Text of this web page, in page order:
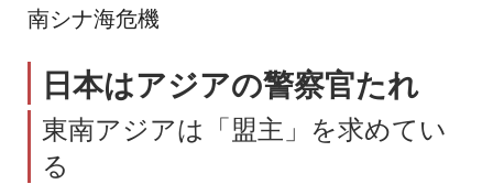
南シナ海危機
日本はアジアの警察官たれ
東南アジアは「盟主」を求めてい
る